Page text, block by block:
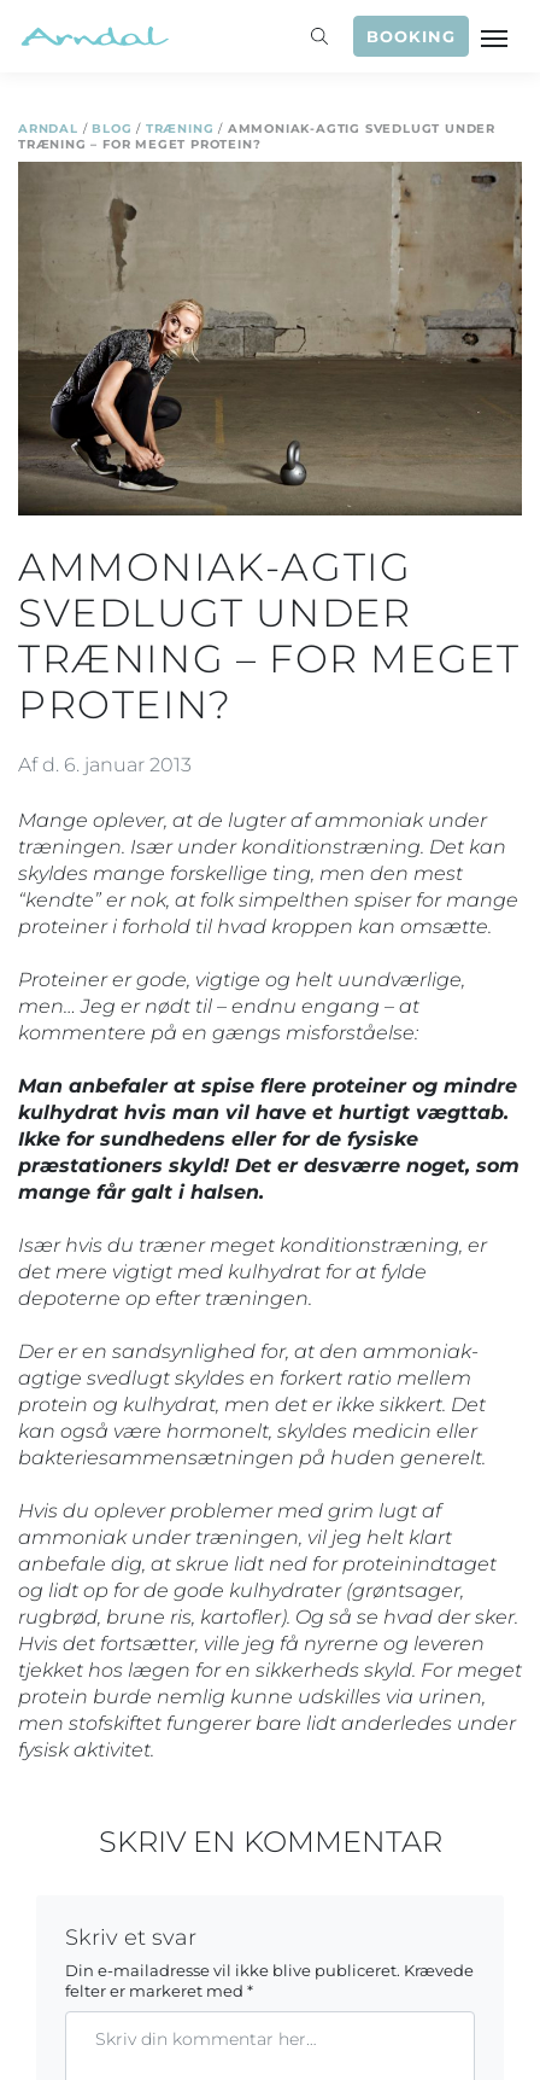
BOOKING
ARNDAL / BLOG / TRÆNING / AMMONIAK-AGTIG SVEDLUGT UNDER
TRÆNING – FOR MEGET PROTEIN?
AMMONIAK-AGTIG
SVEDLUGT UNDER
TRÆNING – FOR MEGET
PROTEIN?
Af d. 6. januar 2013
Mange oplever, at de lugter af ammoniak under
træningen. Især under konditionstræning. Det kan
skyldes mange forskellige ting, men den mest
“kendte” er nok, at folk simpelthen spiser for mange
proteiner i forhold til hvad kroppen kan omsætte.
Proteiner er gode, vigtige og helt uundværlige,
men… Jeg er nødt til – endnu engang – at
kommentere på en gængs misforståelse:
Man anbefaler at spise flere proteiner og mindre
kulhydrat hvis man vil have et hurtigt vægttab.
Ikke for sundhedens eller for de fysiske
præstationers skyld! Det er desværre noget, som
mange får galt i halsen.
Især hvis du træner meget konditionstræning, er
det mere vigtigt med kulhydrat for at fylde
depoterne op efter træningen.
Der er en sandsynlighed for, at den ammoniak-
agtige svedlugt skyldes en forkert ratio mellem
protein og kulhydrat, men det er ikke sikkert. Det
kan også være hormonelt, skyldes medicin eller
bakteriesammensætningen på huden generelt.
Hvis du oplever problemer med grim lugt af
ammoniak under træningen, vil jeg helt klart
anbefale dig, at skrue lidt ned for proteinindtaget
og lidt op for de gode kulhydrater (grøntsager,
rugbrød, brune ris, kartofler). Og så se hvad der sker.
Hvis det fortsætter, ville jeg få nyrerne og leveren
tjekket hos lægen for en sikkerheds skyld. For meget
protein burde nemlig kunne udskilles via urinen,
men stofskiftet fungerer bare lidt anderledes under
fysisk aktivitet.
SKRIV EN KOMMENTAR
Skriv et svar
Din e-mailadresse vil ikke blive publiceret. Krævede
felter er markeret med *